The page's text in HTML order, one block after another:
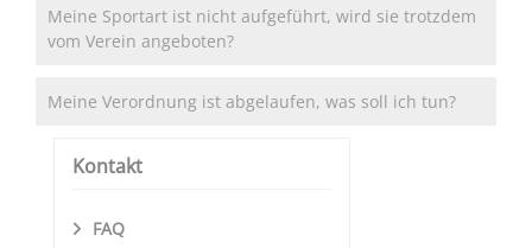
Meine Sportart ist nicht aufgeführt, wird sie trotzdem
vom Verein angeboten?
Meine Verordnung ist abgelaufen, was soll ich tun?
Kontakt
FAQ